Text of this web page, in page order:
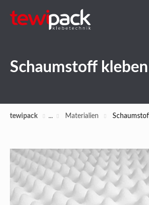
Schaumstoff kleben
tewipack Materialien